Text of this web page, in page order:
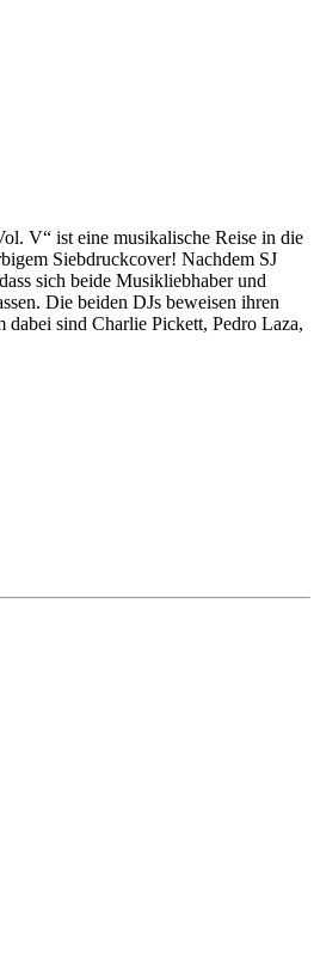
V“ ist eine musikalische Reise in die
Siebdruckcover! Nachdem SJ
sich beide Musikliebhaber und
Die beiden DJs beweisen ihren
dabei sind Charlie Pickett, Pedro Laza,